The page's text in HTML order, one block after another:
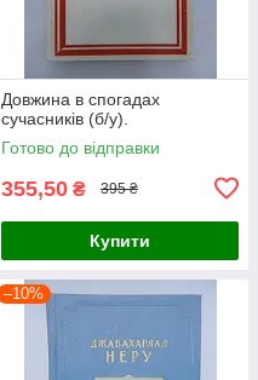
Довжина в спогадах
сучасників (б/у).
Готово до відправки
355,50 ₴ 395 ₴
Купити
–10%